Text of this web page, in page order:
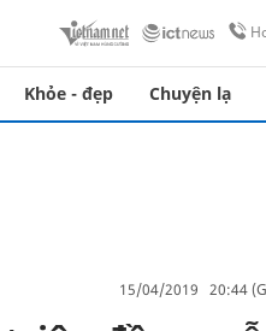
Khỏe - đẹp Chuyện lạ
15/04/2019 20:44